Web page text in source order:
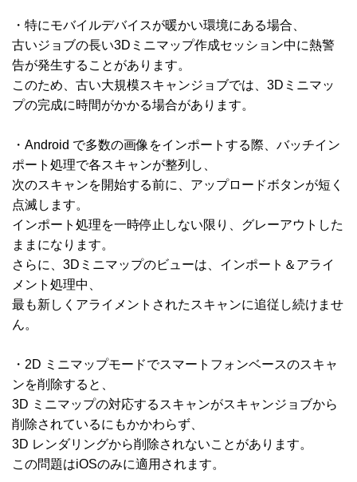
・特にモバイルデバイスが暖かい環境にある場合、
古いジョブの長い3Dミニマップ作成セッション中に熱警
告が発生することがあります。
このため、古い大規模スキャンジョブでは、3Dミニマッ
プの完成に時間がかかる場合があります。
・Android で多数の画像をインポートする際、バッチイン
ポート処理で各スキャンが整列し、
次のスキャンを開始する前に、アップロードボタンが短く
点滅します。
インポート処理を一時停止しない限り、グレーアウトした
ままになります。
さらに、3Dミニマップのビューは、インポート＆アライ
メント処理中、
最も新しくアライメントされたスキャンに追従し続けませ
ん。
・2D ミニマップモードでスマートフォンベースのスキャ
ンを削除すると、
3D ミニマップの対応するスキャンがスキャンジョブから
削除されているにもかかわらず、
3D レンダリングから削除されないことがあります。
この問題はiOSのみに適用されます。